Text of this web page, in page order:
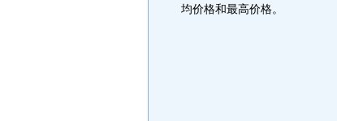
均价格和最高价格。